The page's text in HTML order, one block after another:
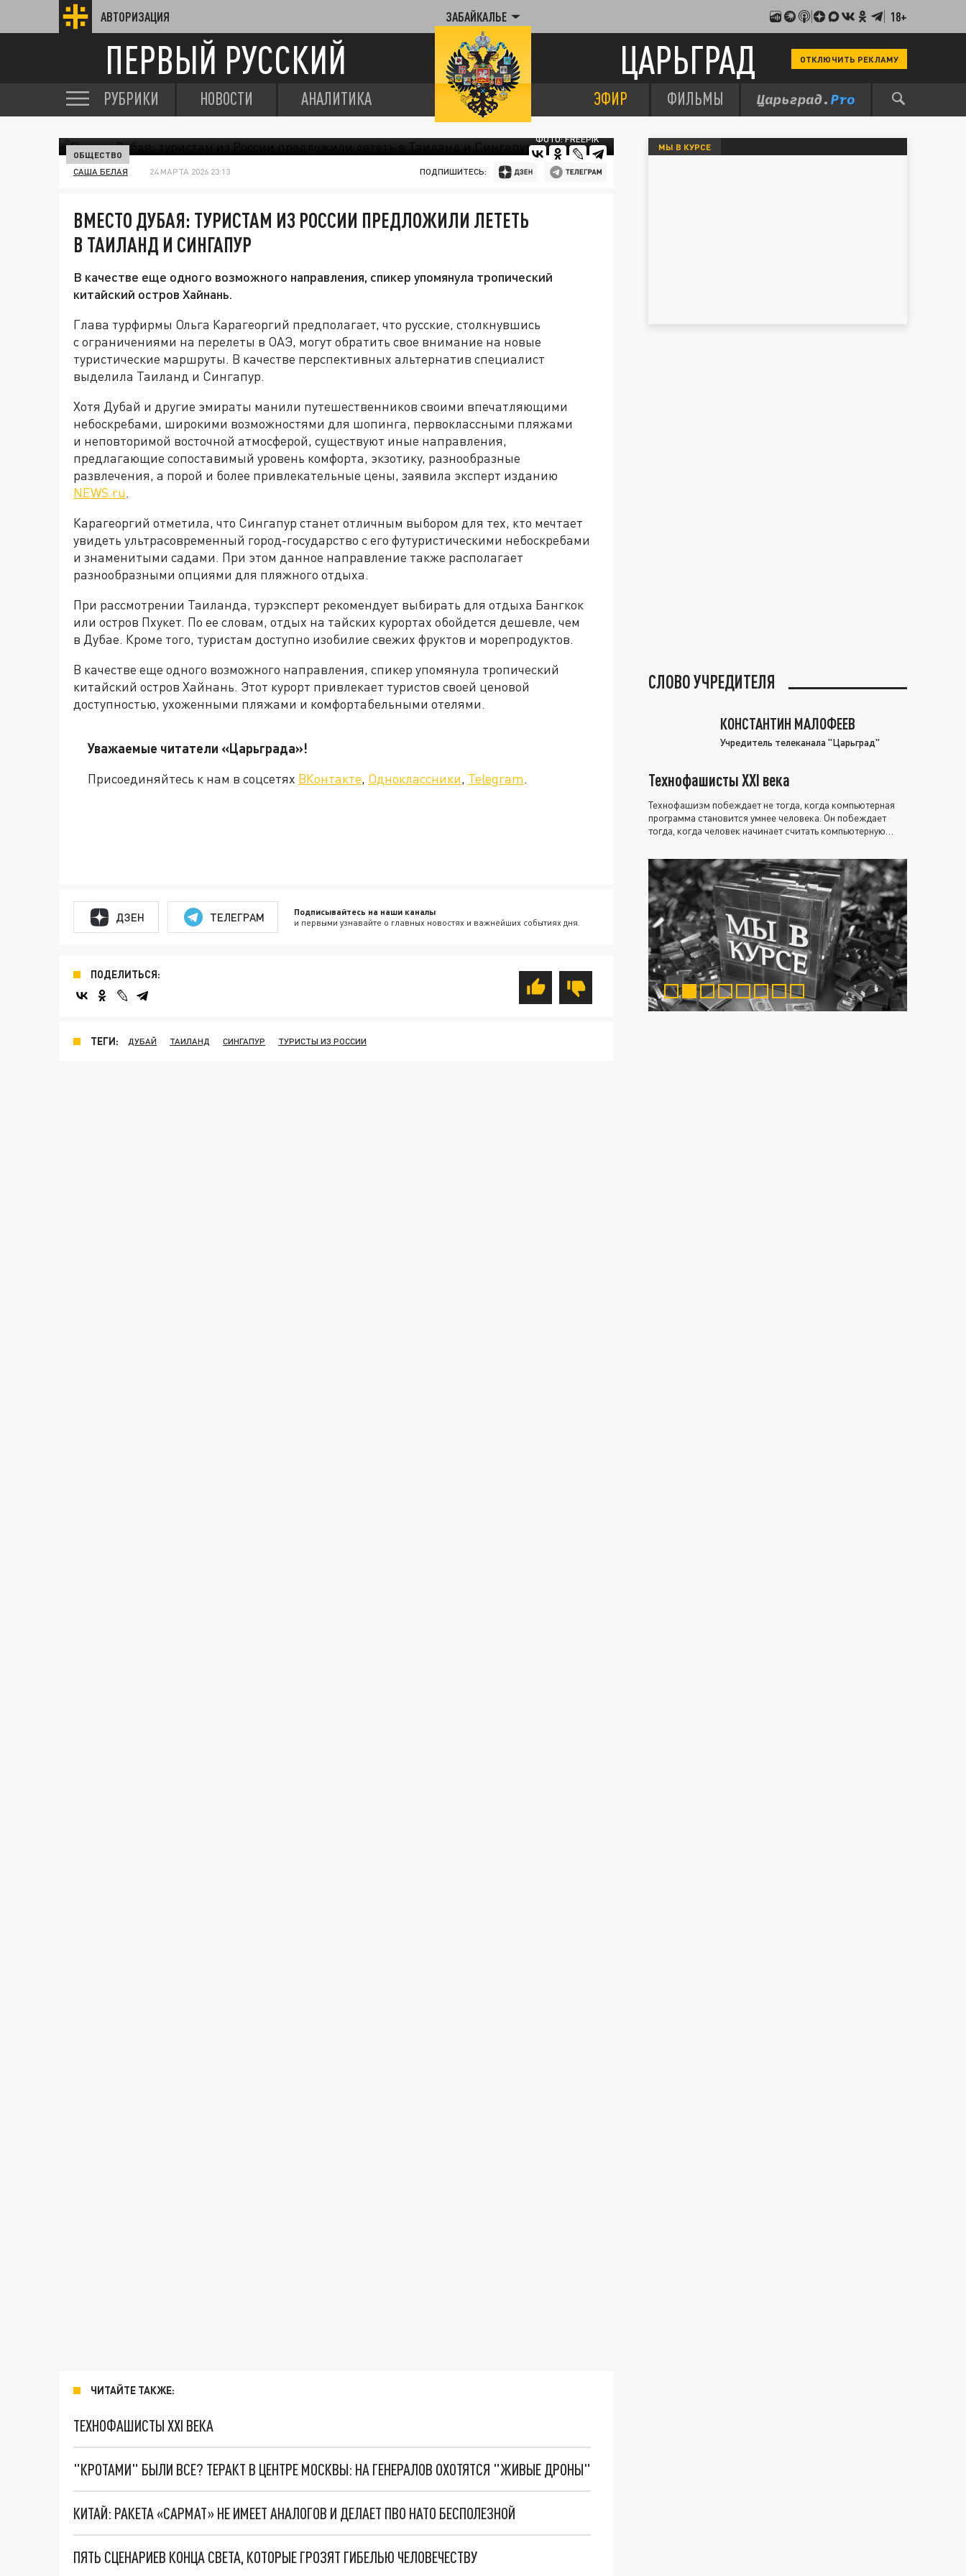
АВТОРИЗАЦИЯ ЗАБАЙКАЛЬЕ 18+
ПЕРВЫЙ РУССКИЙ ЦАРЬГРАД ОТКЛЮЧИТЬ РЕКЛАМУ
РУБРИКИ НОВОСТИ АНАЛИТИКА ЭФИР ФИЛЬМЫ
ФОТО: FREEPIK
ОБЩЕСТВО
САША БЕЛАЯ 24 МАРТА 2026 23:13 ПОДПИШИТЕСЬ:
ВМЕСТО ДУБАЯ: ТУРИСТАМ ИЗ РОССИИ ПРЕДЛОЖИЛИ ЛЕТЕТЬ
В ТАИЛАНД И СИНГАПУР
В качестве еще одного возможного направления, спикер упомянула тропический
китайский остров Хайнань.
Глава турфирмы Ольга Карагеоргий предполагает, что русские, столкнувшись
с ограничениями на перелеты в ОАЭ, могут обратить свое внимание на новые
туристические маршруты. В качестве перспективных альтернатив специалист
выделила Таиланд и Сингапур.
Хотя Дубай и другие эмираты манили путешественников своими впечатляющими
небоскребами, широкими возможностями для шопинга, первоклассными пляжами
и неповторимой восточной атмосферой, существуют иные направления,
предлагающие сопоставимый уровень комфорта, экзотику, разнообразные
развлечения, а порой и более привлекательные цены, заявила эксперт изданию
NEWS.ru.
Карагеоргий отметила, что Сингапур станет отличным выбором для тех, кто мечтает
увидеть ультрасовременный город-государство с его футуристическими небоскребами
и знаменитыми садами. При этом данное направление также располагает
разнообразными опциями для пляжного отдыха.
При рассмотрении Таиланда, турэксперт рекомендует выбирать для отдыха Бангкок
или остров Пхукет. По ее словам, отдых на тайских курортах обойдется дешевле, чем
в Дубае. Кроме того, туристам доступно изобилие свежих фруктов и морепродуктов.
В качестве еще одного возможного направления, спикер упомянула тропический
китайский остров Хайнань. Этот курорт привлекает туристов своей ценовой
доступностью, ухоженными пляжами и комфортабельными отелями.
Уважаемые читатели «Царьграда»!
Присоединяйтесь к нам в соцсетях ВКонтакте, Одноклассники, Telegram.
ДЗЕН ТЕЛЕГРАМ Подписывайтесь на наши каналы
и первыми узнавайте о главных новостях и важнейших событиях дня.
ПОДЕЛИТЬСЯ:
ТЕГИ: ДУБАЙ ТАИЛАНД СИНГАПУР ТУРИСТЫ ИЗ РОССИИ
ЧИТАЙТЕ ТАКЖЕ:
ТЕХНОФАШИСТЫ XXI ВЕКА
"КРОТАМИ" БЫЛИ ВСЕ? ТЕРАКТ В ЦЕНТРЕ МОСКВЫ: НА ГЕНЕРАЛОВ ОХОТЯТСЯ "ЖИВЫЕ ДРОНЫ"
КИТАЙ: РАКЕТА «САРМАТ» НЕ ИМЕЕТ АНАЛОГОВ И ДЕЛАЕТ ПВО НАТО БЕСПОЛЕЗНОЙ
ПЯТЬ СЦЕНАРИЕВ КОНЦА СВЕТА, КОТОРЫЕ ГРОЗЯТ ГИБЕЛЬЮ ЧЕЛОВЕЧЕСТВУ
МЫ В КУРСЕ
СЛОВО УЧРЕДИТЕЛЯ
КОНСТАНТИН МАЛОФЕЕВ
Учредитель телеканала "Царьград"
Технофашисты XXI века
Технофашизм побеждает не тогда, когда компьютерная
программа становится умнее человека. Он побеждает
тогда, когда человек начинает считать компьютерную